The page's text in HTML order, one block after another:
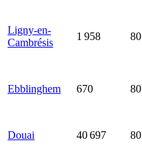
Ligny-en-
Cambrésis
1 958 80
Ebblinghem 670 80
Douai 40 697 80